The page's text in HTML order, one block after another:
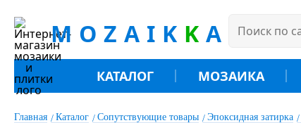
MOZAIK K A
КАТАЛОГ МОЗАИКА
Главная Каталог Сопутствующие товары Эпоксидная затирка